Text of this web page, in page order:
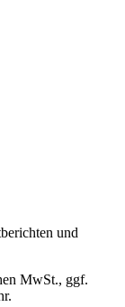
und
MwSt., ggf.